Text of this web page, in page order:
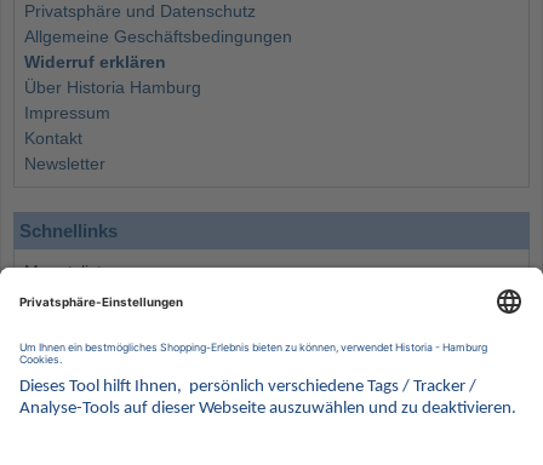
Privatsphäre und Datenschutz
Allgemeine Geschäftsbedingungen
Widerruf erklären
Über Historia Hamburg
Impressum
Kontakt
Newsletter
Schnellinks
Monatsliste
Angebote
Wissenswertes
Kontakt